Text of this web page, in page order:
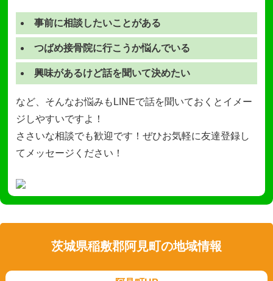
事前に相談したいことがある
つばめ接骨院に行こうか悩んでいる
興味があるけど話を聞いて決めたい
など、そんなお悩みもLINEで話を聞いておくとイメー
ジしやすいですよ！
ささいな相談でも歓迎です！ぜひお気軽に友達登録し
てメッセージください！
茨城県稲敷郡阿見町の地域情報